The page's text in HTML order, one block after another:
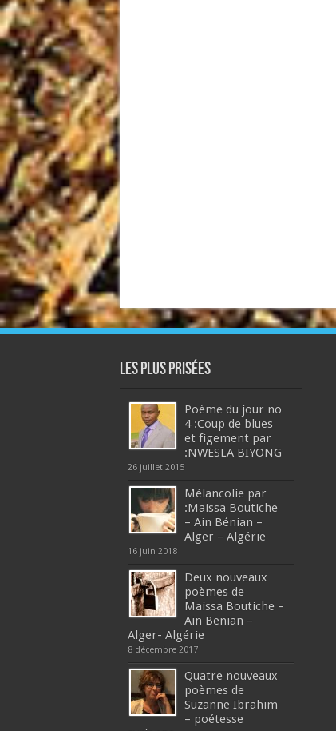
Les plus prisées
Poème du jour no
4 :Coup de blues
et figement par
:NWESLA BIYONG
26 juillet 2015
Mélancolie par
:Maissa Boutiche
– Ain Bénian –
Alger – Algérie
16 juin 2018
Deux nouveaux
poèmes de
Maissa Boutiche –
Ain Benian –
Alger- Algérie
8 décembre 2017
Quatre nouveaux
poèmes de
Suzanne Ibrahim
– poétesse